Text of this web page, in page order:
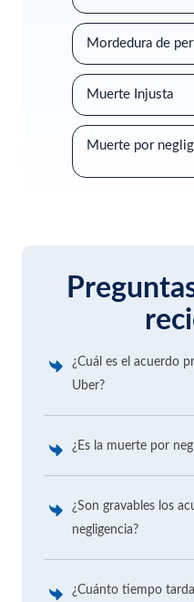
Mordedura de
Muerte Injusta
Muerte por
¿Cuál es el acuerdo
Uber?
¿Es la muerte por
¿Son gravables los
negligencia?
¿Cuánto tiempo